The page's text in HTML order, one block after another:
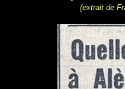
(extrait de